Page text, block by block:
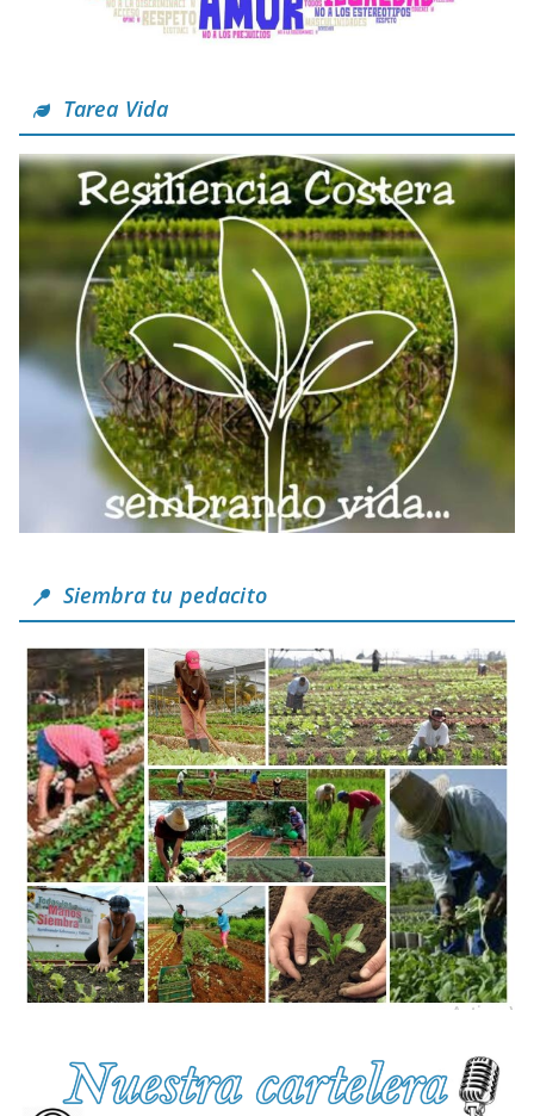
Tarea Vida
Siembra tu pedacito